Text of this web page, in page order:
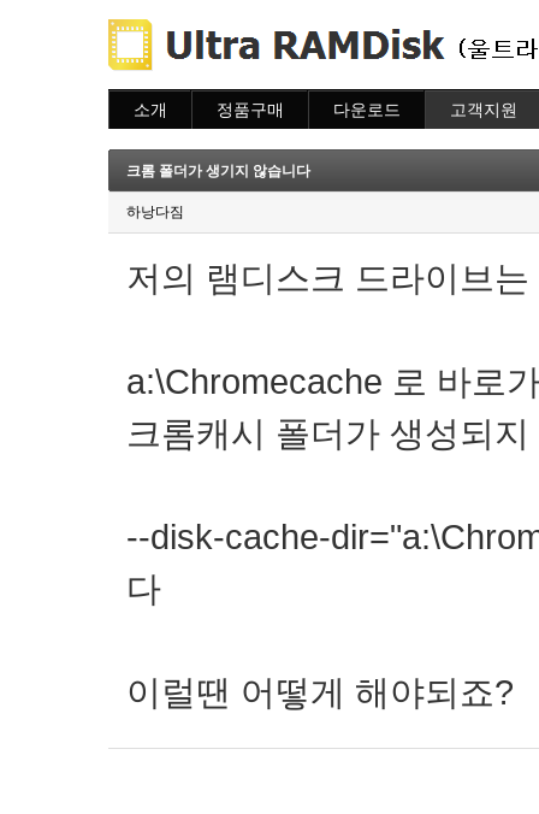
소개 정품구매
주문조회
이용안내
다운로드 고객지원
질문하기
크롬 폴더가 생기지 않습니다
하낭다짐
저의 램디스크 드라이브는
a:\Chromecache 로 바로
크롬캐시 폴더가 생성되
--disk-cache-
다
이럴땐 어떻게 해야되죠?